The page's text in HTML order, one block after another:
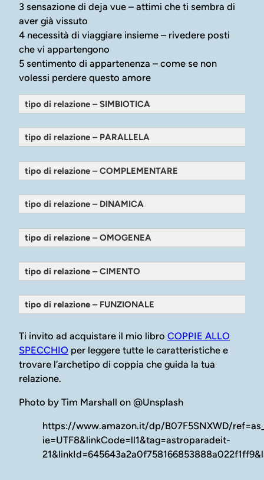
3 sensazione di deja vue – attimi che ti sembra di
aver già vissuto
4 necessità di viaggiare insieme – rivedere posti
che vi appartengono
5 sentimento di appartenenza – come se non
volessi perdere questo amore
tipo di relazione – SIMBIOTICA
tipo di relazione – PARALLELA
tipo di relazione – COMPLEMENTARE
tipo di relazione – DINAMICA
tipo di relazione – OMOGENEA
tipo di relazione – CIMENTO
tipo di relazione – FUNZIONALE
Ti invito ad acquistare il mio libro COPPIE ALLO
SPECCHIO per leggere tutte le caratteristiche e
trovare l’archetipo di coppia che guida la tua
relazione.
Photo by Tim Marshall on @Unsplash
https://www.amazon.it/dp/B07F5SNXWD/
ie=UTF8&linkCode=ll1&tag=astroparadeit-